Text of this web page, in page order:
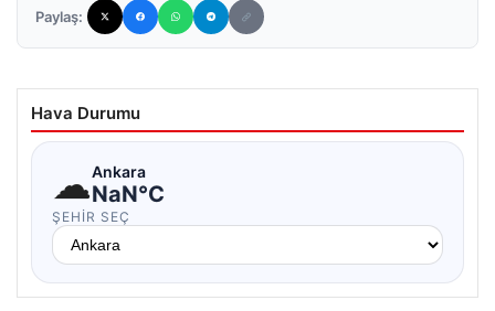
Paylaş:
Hava Durumu
☁Ankara
NaN°C
ŞEHIR SEÇ